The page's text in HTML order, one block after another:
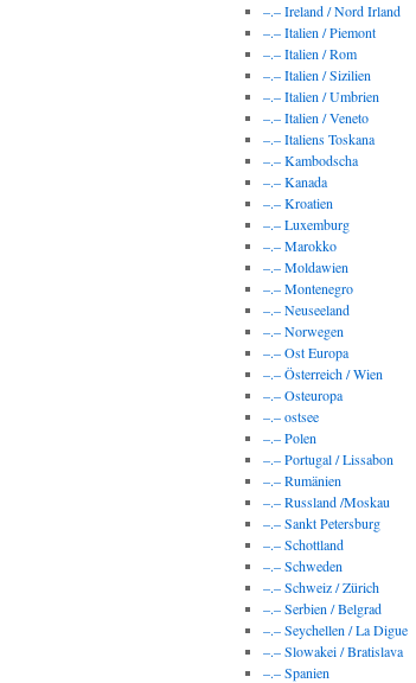
–.– Ireland / Nord Irland
–.– Italien / Piemont
–.– Italien / Rom
–.– Italien / Sizilien
–.– Italien / Umbrien
–.– Italien / Veneto
–.– Italiens Toskana
–.– Kambodscha
–.– Kanada
–.– Kroatien
–.– Luxemburg
–.– Marokko
–.– Moldawien
–.– Montenegro
–.– Neuseeland
–.– Norwegen
–.– Ost Europa
–.– Österreich / Wien
–.– Osteuropa
–.– ostsee
–.– Polen
–.– Portugal / Lissabon
–.– Rumänien
–.– Russland /Moskau
–.– Sankt Petersburg
–.– Schottland
–.– Schweden
–.– Schweiz / Zürich
–.– Serbien / Belgrad
–.– Seychellen / La Digue
–.– Slowakei / Bratislava
–.– Spanien